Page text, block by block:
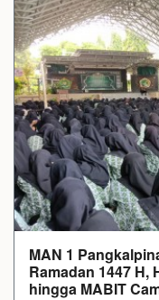
MAN 1
Ramadan 1447 H,
hingga MABIT